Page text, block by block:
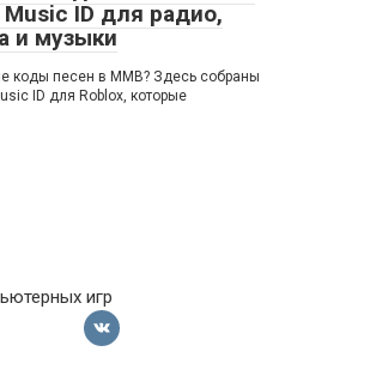
ID для радио,
и музыки
коды песен в ММВ? Здесь собраны
ID для Roblox, которые
игр